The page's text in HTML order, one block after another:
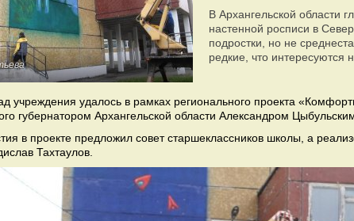
В Архангельской области
настенной росписи в
подростки, но не
редкие, что интересуются
учреждения удалось в рамках регионального проекта
губернатором Архангельской области Александром
в проекте предложил совет старшеклассников школы, а
Тахтаулов.